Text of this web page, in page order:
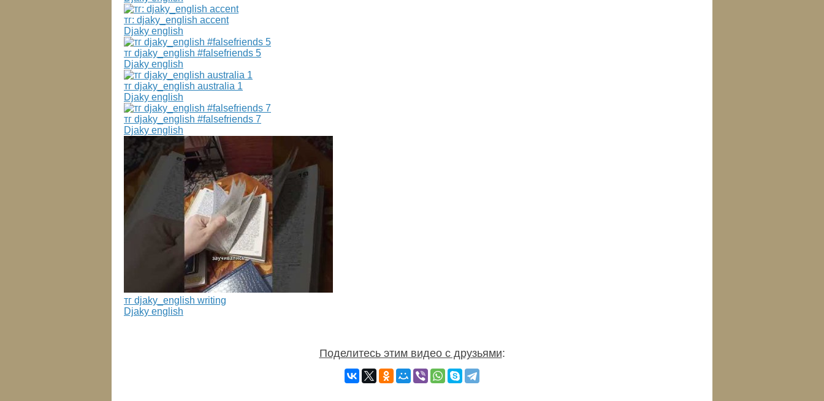
тг: djaky_english accent
Djaky english
тг djaky_english #falsefriends 5
Djaky english
тг djaky_english australia 1
Djaky english
тг djaky_english #falsefriends 7
Djaky english
тг djaky_english writing
Djaky english
Поделитесь этим видео с друзьями: